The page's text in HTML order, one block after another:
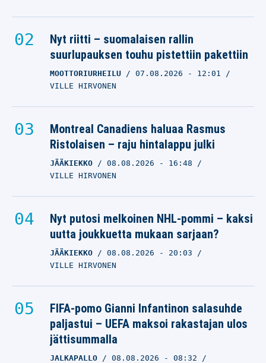
Nyt riitti – suomalaisen rallin
suurlupauksen touhu pistettiin pakettiin
MOOTTORIURHEILU 07.08.2026 - 12:01
VILLE HIRVONEN
Montreal Canadiens haluaa Rasmus
Ristolaisen – raju hintalappu julki
JÄÄKIEKKO 08.08.2026 - 16:48
VILLE HIRVONEN
Nyt putosi melkoinen NHL-pommi – kaksi
uutta joukkuetta mukaan sarjaan?
JÄÄKIEKKO 08.08.2026 - 20:03
VILLE HIRVONEN
FIFA-pomo Gianni Infantinon salasuhde
paljastui – UEFA maksoi rakastajan ulos
jättisummalla
JALKAPALLO 08.08.2026 - 08:32